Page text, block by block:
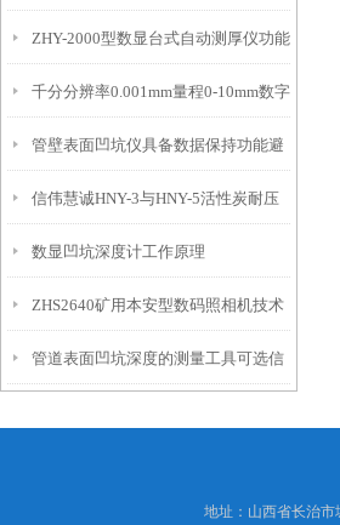
IP54级表头分辨率0.01mm量程
10mm！
ZHY-2000型数显台式自动测厚仪功能
特点
千分分辨率0.001mm量程0-10mm数字
埋头度仪技术参数！
管壁表面凹坑仪具备数据保持功能避
免测试过程中测针移动导致数据变动
信伟慧诚HNY-3与HNY-5活性炭耐压
强度测定仪技术参数！
数显凹坑深度计工作原理
ZHS2640矿用本安型数码照相机技术
参数！
管道表面凹坑深度的测量工具可选信
地址：山西省长治市